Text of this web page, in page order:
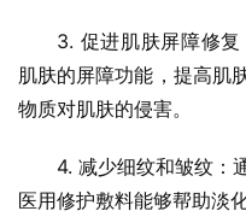
3. 促进肌肤屏障修
肌肤的屏障功能，提高肌
物质对肌肤的侵害。
4. 减少细纹和皱纹：
医用修护敷料能够帮助淡